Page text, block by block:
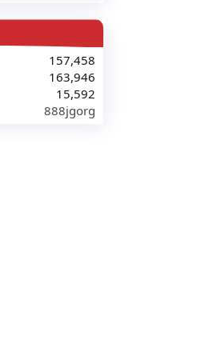
157,458
163,946
15,592
888jgorg